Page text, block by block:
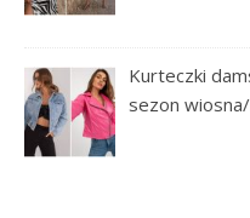
Kurteczki
sezon